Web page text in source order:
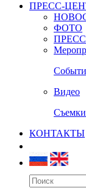
ПРЕСС-
ФОТО
Видео
КОНТАКТЫ